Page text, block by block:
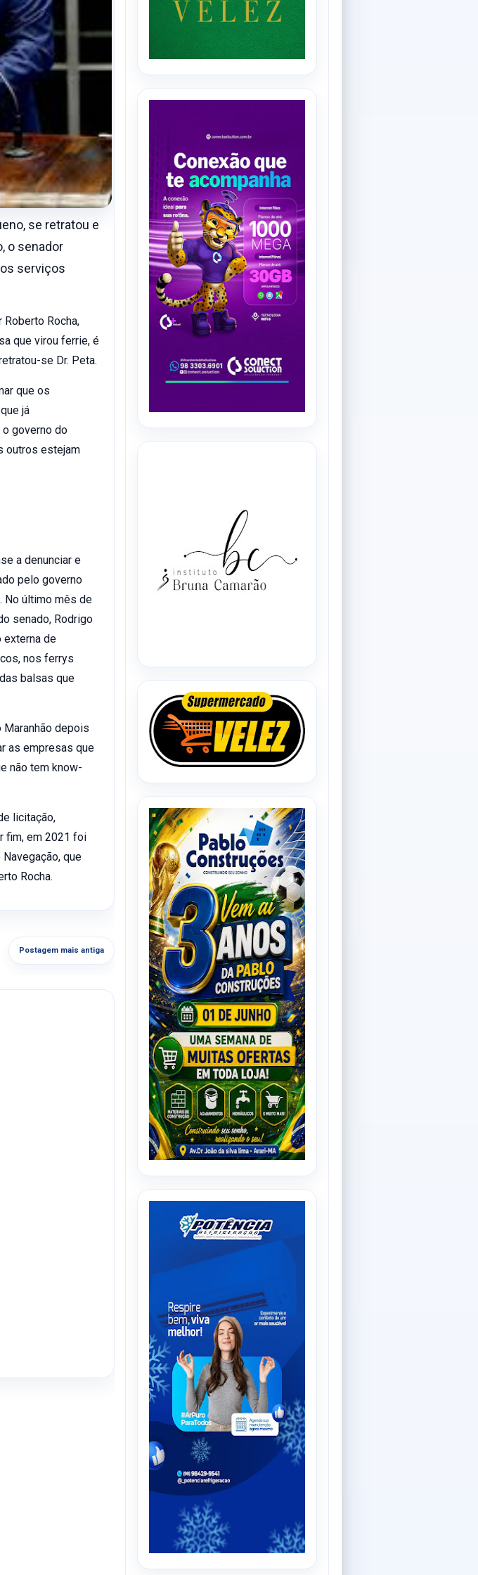
se retratou e
o senador
serviços
Rocha,
que virou ferrie, é
se Dr. Peta.
que os
já
o governo do
outros estejam
a denunciar e
pelo governo
No último mês de
senado, Rodrigo
externa de
nos ferrys
balsas que
depois
as empresas que
não tem know-
licitação,
fim, em 2021 foi
que
Rocha.
Postagem mais antiga